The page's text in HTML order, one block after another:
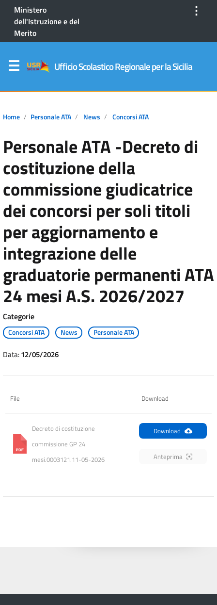
Ministero
dell'Istruzione e del
Merito
⋮
Ufficio Scolastico Regionale per la Sicilia
Home Personale ATA News Concorsi ATA
Personale ATA -Decreto di
costituzione della
commissione giudicatrice
dei concorsi per soli titoli
per aggiornamento e
integrazione delle
graduatorie permanenti ATA
24 mesi A.S. 2026/2027
Categorie
Concorsi ATA News Personale ATA
Data:12/05/2026
File Download
Decreto di costituzione
commissione GP 24
mesi.0003121.11-05-2026
Download
Anteprima